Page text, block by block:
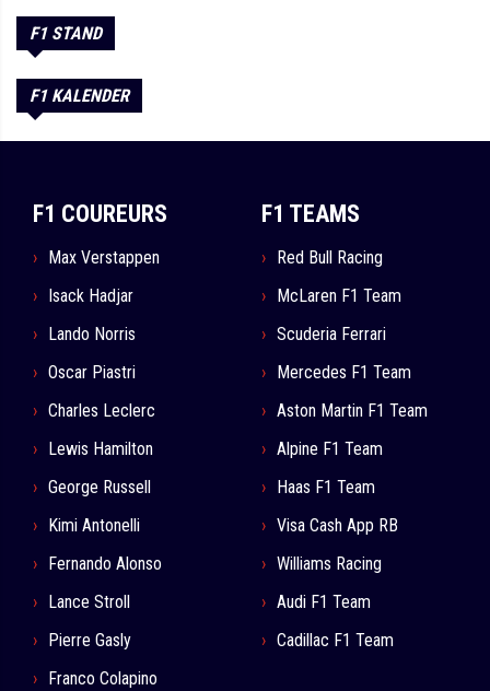
F1 STAND
F1 KALENDER
F1 COUREURS
Max Verstappen
Isack Hadjar
Lando Norris
Oscar Piastri
Charles Leclerc
Lewis Hamilton
George Russell
Kimi Antonelli
Fernando Alonso
Lance Stroll
Pierre Gasly
Franco Colapino
F1 TEAMS
Red Bull Racing
McLaren F1 Team
Scuderia Ferrari
Mercedes F1 Team
Aston Martin F1 Team
Alpine F1 Team
Haas F1 Team
Visa Cash App RB
Williams Racing
Audi F1 Team
Cadillac F1 Team